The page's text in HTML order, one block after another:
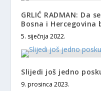
GRLIĆ RADMAN: Da
Bosna i Hercegovina
5. siječnja 2022.
Slijedi još jedno
9. prosinca 2023.